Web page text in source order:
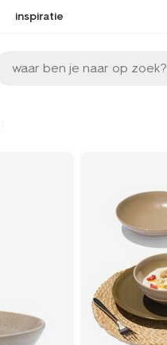
inspiratie
waar ben je naar op zoek?